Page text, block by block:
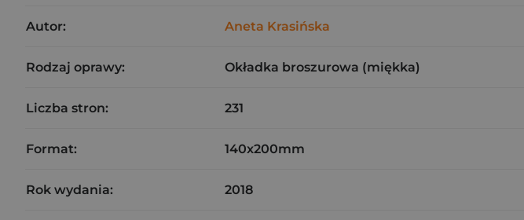
Autor: Aneta Krasińska
Rodzaj oprawy: Okładka broszurowa (miękka)
Liczba stron: 231
Format: 140x200mm
Rok wydania: 2018